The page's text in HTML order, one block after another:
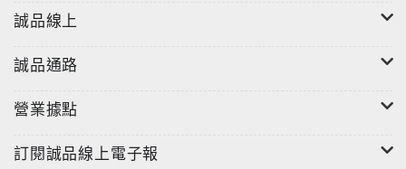
誠品線上
誠品通路
營業據點
訂閱誠品線上電子報